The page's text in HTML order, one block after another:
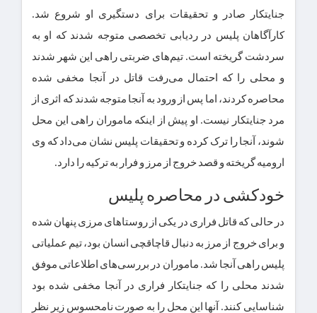
جنایتکار صادر و تحقیقات برای دستگیری او شروع شد.
کارآگاهان پلیس در ردیابی تخصصی متوجه شدند که او به
سردشت گریخته است. تیم‌های ضربتی راهی این شهر شدند
و محلی را که احتمال می‌رفت قاتل در آنجا مخفی شده
محاصره کردند، اما پس از ورود به آنجا متوجه شدند که اثری از
مرد جنایتکار نیست. او پیش از اینکه ماموران راهی این محل
شوند، آنجا را ترک کرده و تحقیقات پلیس نشان می‌داد که وی
ارومیه گریخته و قصد خروج از مرز و فرار به ترکیه را دارد.
خودکشی در محاصره پلیس
در حالی که قاتل فراری در یکی از روستا‌های مرزی پنهان شده
و برای خروج از مرز به دنبال قاچاقچی انسان بود، تیم عملیاتی
پلیس راهی آنجا شد. ماموران در بررسی‌های اطلاعاتی موفق
شدند محلی را که جنایتکار فراری در آنجا مخفی شده بود
شناسایی کنند. آنها این محل را به صورت نامحسوس زیر نظر